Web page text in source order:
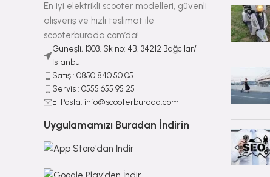
En iyi elektrikli scooter modelleri, güvenli
alışveriş ve hızlı teslimat ile
scooterburada.com’da!
Güneşli, 1303. Sk no: 4B, 34212 Bağcılar/
İstanbul
Satış : ⁠0850 840 50 05
Servis : 0555 655 95 25
E-Posta: info@scooterburada.com
Uygulamamızı Buradan İndirin